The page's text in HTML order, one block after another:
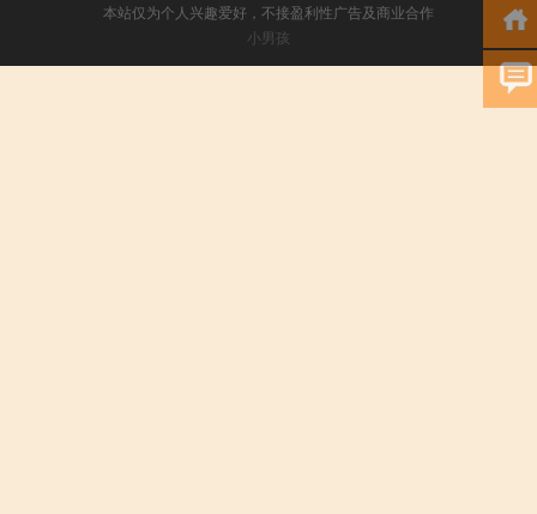
本站仅为个人兴趣爱好，不接盈利性广告及商业合作
小男孩